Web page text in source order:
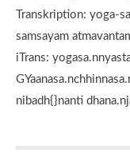
Transkription: yoga-
samsayam
iTrans:
nibadh{}nanti